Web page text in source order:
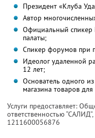
Президент «Клуба
Автор
Официальный
палаты;
Спикер форумов при
Идеолог удаленной
12 лет;
Основатель одного
магазина товаров
Услуги предоставляет:
ответственностью “САЛИД”,
1211600056876